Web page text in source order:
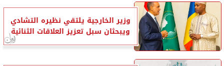
وزير الخارجية يلتقي نظيره التشادي
ويبحثان سبل تعزيز العلاقات الثنائية